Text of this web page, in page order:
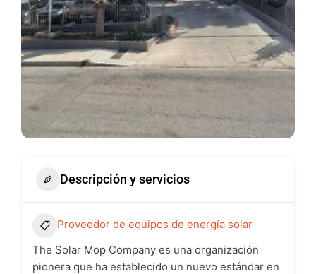
Descripción y servicios
Proveedor de equipos de energía solar
The Solar Mop Company es una organización
pionera que ha establecido un nuevo estándar en